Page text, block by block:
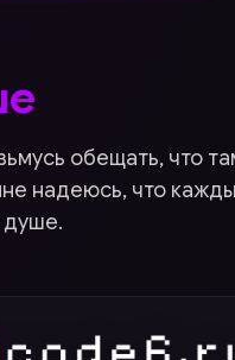
обещать, что
надеюсь, что
душе.